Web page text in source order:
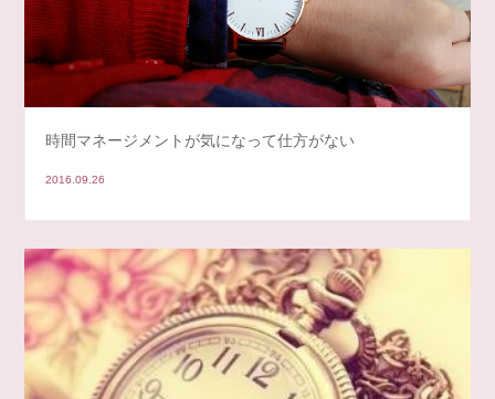
時間マネージメントが気になって仕方がない
2016.09.26